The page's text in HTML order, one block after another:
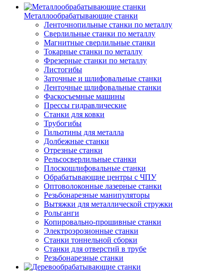
Металлообрабатывающие станки
Ленточнопильные станки по металлу
Сверлильные станки по металлу
Магнитные сверлильные станки
Токарные станки по металлу
Фрезерные станки по металлу
Листогибы
Заточные и шлифовальные станки
Ленточные шлифовальные станки
Фаскосъемные машины
Прессы гидравлические
Станки для ковки
Трубогибы
Гильотины для металла
Долбежные станки
Отрезные станки
Рельсосверлильные станки
Плоскошлифовальные станки
Обрабатывающие центры с ЧПУ
Оптоволоконные лазерные станки
Резьбонарезные манипуляторы
Вытяжки для металлической стружки
Рольганги
Копировально-прошивные станки
Электроэрозионные станки
Станки тоннельной сборки
Станки для отверстий в трубе
Резьбонарезные станки